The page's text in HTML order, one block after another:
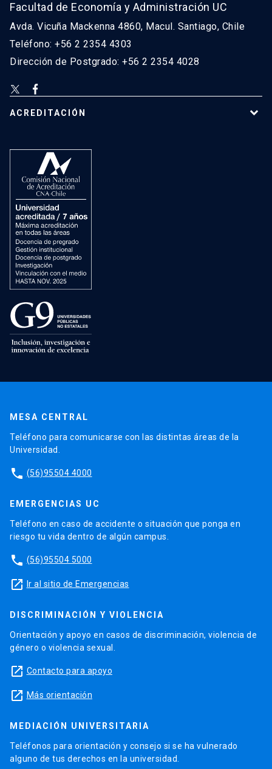
Facultad de Economía y Administración UC
Avda. Vicuña Mackenna 4860, Macul. Santiago, Chile
Teléfono: +56 2 2354 4303
Dirección de Postgrado: +56 2 2354 4028
ACREDITACIÓN
MESA CENTRAL
Teléfono para comunicarse con las distintas áreas de la
Universidad.
phone (56)95504 4000
EMERGENCIAS UC
Teléfono en caso de accidente o situación que ponga en
riesgo tu vida dentro de algún campus.
phone (56)95504 5000
launch Ir al sitio de Emergencias
DISCRIMINACIÓN Y VIOLENCIA
Orientación y apoyo en casos de discriminación, violencia de
género o violencia sexual.
launch Contacto para apoyo
launch Más orientación
MEDIACIÓN UNIVERSITARIA
Teléfonos para orientación y consejo si se ha vulnerado
alguno de tus derechos en la universidad.